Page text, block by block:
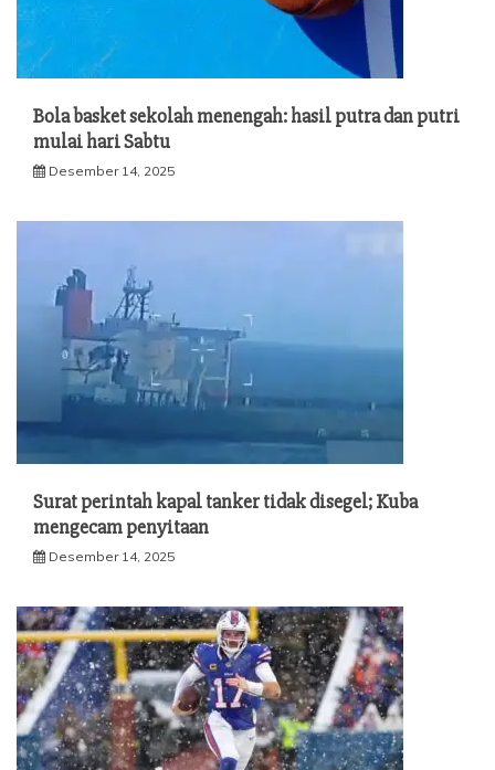
Bola basket sekolah menengah: hasil putra dan putri
mulai hari Sabtu
Desember 14, 2025
Surat perintah kapal tanker tidak disegel; Kuba
mengecam penyitaan
Desember 14, 2025